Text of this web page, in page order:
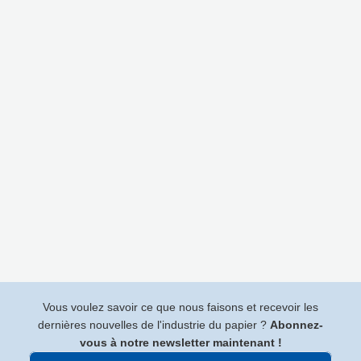
Vous voulez savoir ce que nous faisons et recevoir les
dernières nouvelles de l'industrie du papier ? Abonnez-
vous à notre newsletter maintenant !